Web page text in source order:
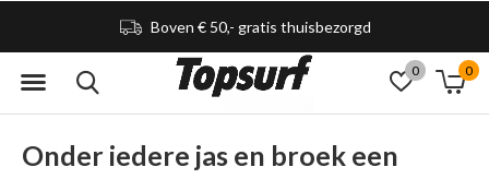
0 0
Boven € 50,- gratis thuisbezorgd
Onder iedere jas en broek een